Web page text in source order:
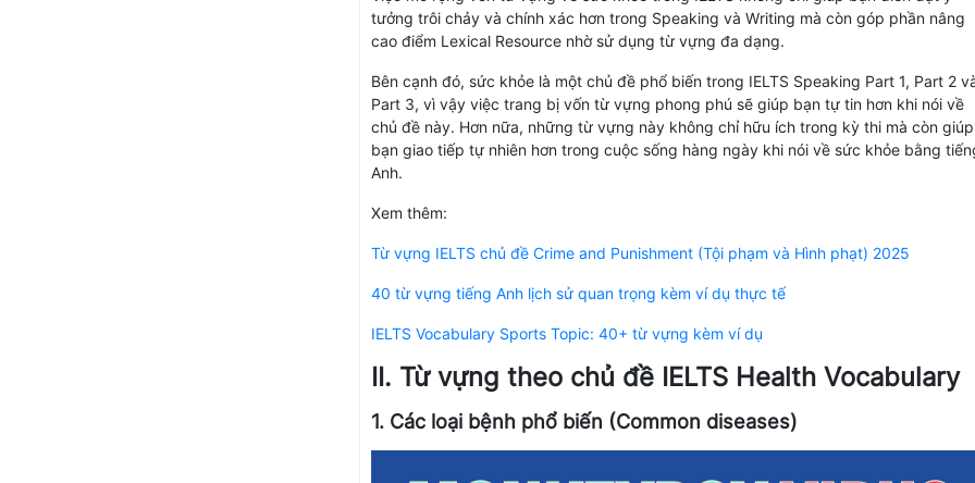
tưởng trôi chảy và chính xác hơn trong Speaking và Writing mà còn góp phần nâng
cao điểm Lexical Resource nhờ sử dụng từ vựng đa dạng.
Bên cạnh đó, sức khỏe là một chủ đề phổ biến trong IELTS Speaking Part 1, Part 2
Part 3, vì vậy việc trang bị vốn từ vựng phong phú sẽ giúp bạn tự tin hơn khi nói về
chủ đề này. Hơn nữa, những từ vựng này không chỉ hữu ích trong kỳ thi mà còn giúp
bạn giao tiếp tự nhiên hơn trong cuộc sống hàng ngày khi nói về sức khỏe bằng
Anh.
Xem thêm:
Từ vựng IELTS chủ đề Crime and Punishment (Tội phạm và Hình phạt) 2025
40 từ vựng tiếng Anh lịch sử quan trọng kèm ví dụ thực tế
IELTS Vocabulary Sports Topic: 40+ từ vựng kèm ví dụ
II. Từ vựng theo chủ đề IELTS Health Vocabulary
1. Các loại bệnh phổ biến (Common diseases)